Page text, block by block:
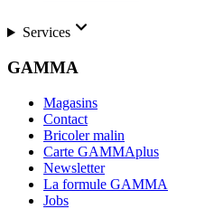
Services
GAMMA
Magasins
Contact
Bricoler malin
Carte GAMMAplus
Newsletter
La formule GAMMA
Jobs